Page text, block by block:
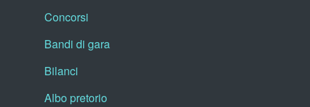
Concorsi
Bandi di gara
Bilanci
Albo pretorio